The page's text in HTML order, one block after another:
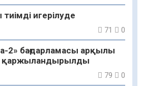
игерілуде
71 0
2» бағдарламасы арқылы
қаржыландырылды
79 0